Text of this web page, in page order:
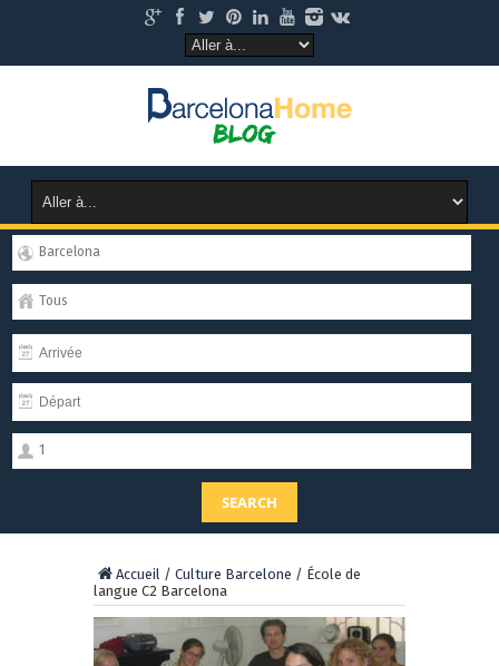
Barcelona
Tous
1
SEARCH
Accueil / Culture Barcelone / École de
langue C2 Barcelona